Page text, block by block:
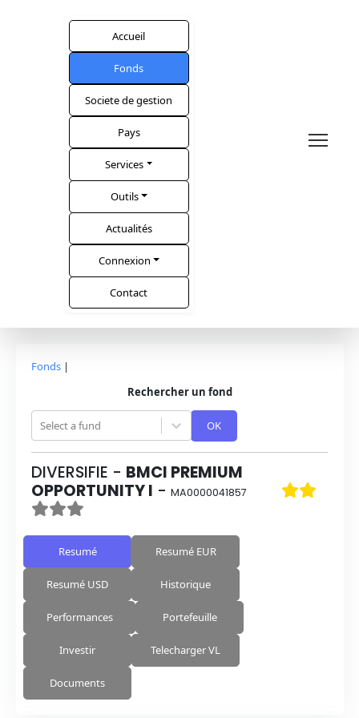
Accueil
Fonds
Societe de gestion
Pays
Services
Outils
Actualités
Connexion
Contact
Fonds |
Rechercher un fond
Select a fund OK
DIVERSIFIE - BMCI PREMIUM
OPPORTUNITY I - MA0000041857
Resumé Resumé EUR
Resumé USD Historique
Performances Portefeuille
Investir Telecharger VL
Documents